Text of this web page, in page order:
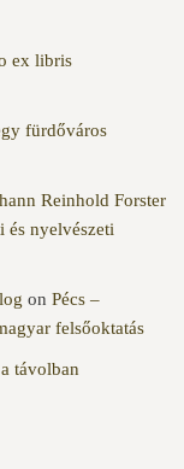
ex libris
fürdőváros
Reinhold Forster
és nyelvészeti
on Pécs –
felsőoktatás
távolban